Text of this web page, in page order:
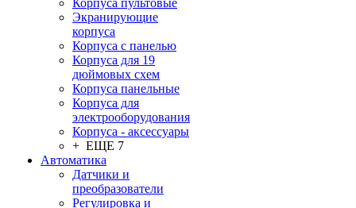
Корпуса пультовые
Экранирующие
корпуса
Корпуса с панелью
Корпуса для 19
дюймовых схем
Корпуса панельные
Корпуса для
электрооборудования
Корпуса - аксессуары
+ ЕЩЕ 7
Автоматика
Датчики и
преобразователи
Регулировка и